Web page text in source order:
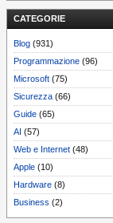
CATEGORIE
Blog (931)
Programmazione (96)
Microsoft (75)
Sicurezza (66)
Guide (65)
AI (57)
Web e Internet (48)
Apple (10)
Hardware (8)
Business (2)